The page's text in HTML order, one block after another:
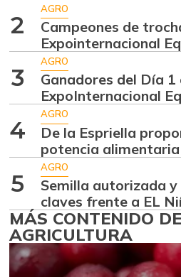
2
AGRO
Campeones de
Expointernacional
3
AGRO
Ganadores del Día 1
ExpoInternacional
4
AGRO
De la Espriella
potencia alimentaria
5
AGRO
Semilla autorizada
claves frente a EL
MÁS CONTENIDO DE
AGRICULTURA